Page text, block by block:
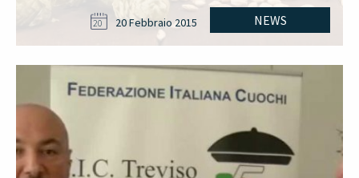
NEWS
20 20 Febbraio 2015